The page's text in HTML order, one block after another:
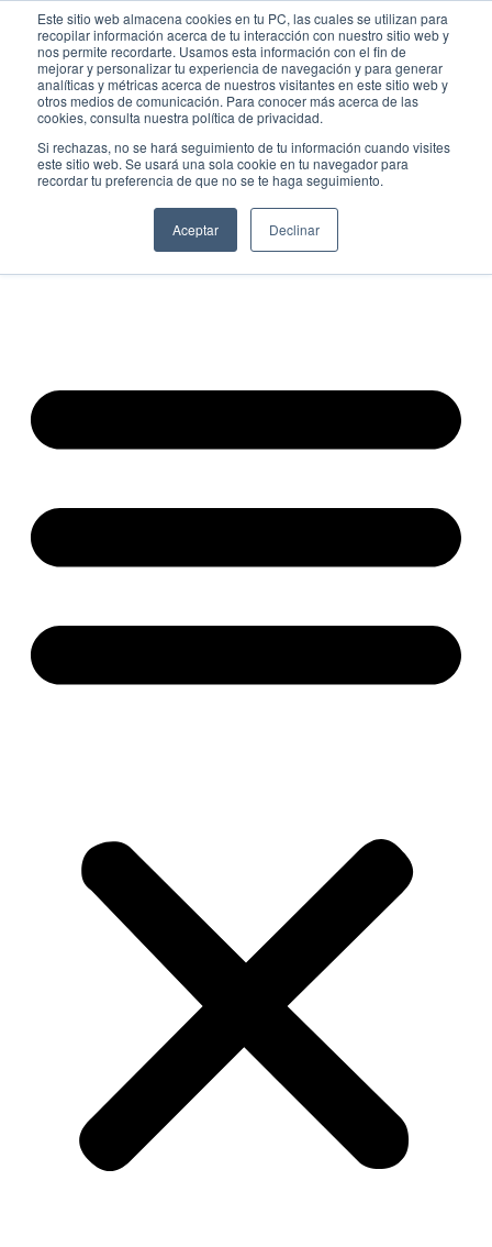
Este sitio web almacena cookies en tu PC, las cuales se utilizan para
recopilar información acerca de tu interacción con nuestro sitio web y
nos permite recordarte. Usamos esta información con el fin de
mejorar y personalizar tu experiencia de navegación y para generar
analíticas y métricas acerca de nuestros visitantes en este sitio web y
otros medios de comunicación. Para conocer más acerca de las
cookies, consulta nuestra política de privacidad.
Si rechazas, no se hará seguimiento de tu información cuando visites
este sitio web. Se usará una sola cookie en tu navegador para
recordar tu preferencia de que no se te haga seguimiento.
Aceptar Declinar
contenido
Fundación Actívate
Formación de debate
Consejos de oratoria
Competiciones de debate
Pensamiento crítico